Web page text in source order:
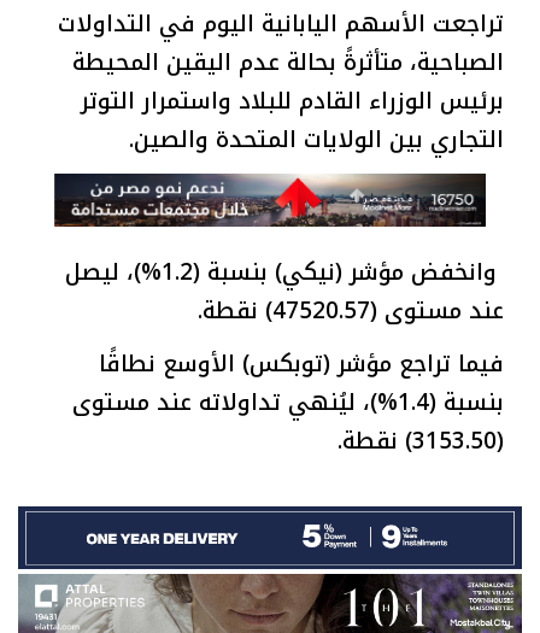
تراجعت الأسهم اليابانية اليوم في التداولات
الصباحية، متأثرةً بحالة عدم اليقين المحيطة
برئيس الوزراء القادم للبلاد واستمرار التوتر
التجاري بين الولايات المتحدة والصين.
وانخفض مؤشر (نيكي) بنسبة (1.2%)، ليصل
عند مستوى (47520.57) نقطة.
فيما تراجع مؤشر (توبكس) الأوسع نطاقًا
بنسبة (1.4%)، ليُنهي تداولاته عند مستوى
(3153.50) نقطة.